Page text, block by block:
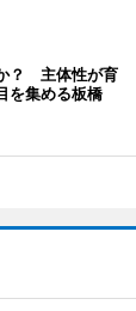
？ 主体性が育
を集める板橋